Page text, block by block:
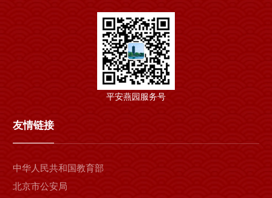
平安燕园服务号
友情链接
中华人民共和国教育部
北京市公安局